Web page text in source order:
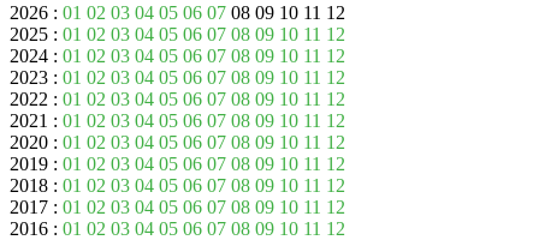
2026 : 01 02 03 04 05 06 07 08 09 10 11 12
2025 : 01 02 03 04 05 06 07 08 09 10 11 12
2024 : 01 02 03 04 05 06 07 08 09 10 11 12
2023 : 01 02 03 04 05 06 07 08 09 10 11 12
2022 : 01 02 03 04 05 06 07 08 09 10 11 12
2021 : 01 02 03 04 05 06 07 08 09 10 11 12
2020 : 01 02 03 04 05 06 07 08 09 10 11 12
2019 : 01 02 03 04 05 06 07 08 09 10 11 12
2018 : 01 02 03 04 05 06 07 08 09 10 11 12
2017 : 01 02 03 04 05 06 07 08 09 10 11 12
2016 : 01 02 03 04 05 06 07 08 09 10 11 12